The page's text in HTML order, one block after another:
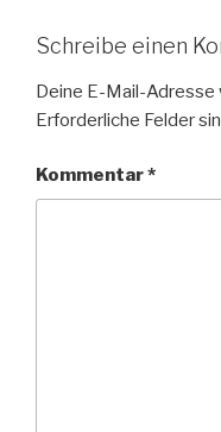
Schreibe einen
Deine E-Mail-
Erforderliche Felder
Kommentar*